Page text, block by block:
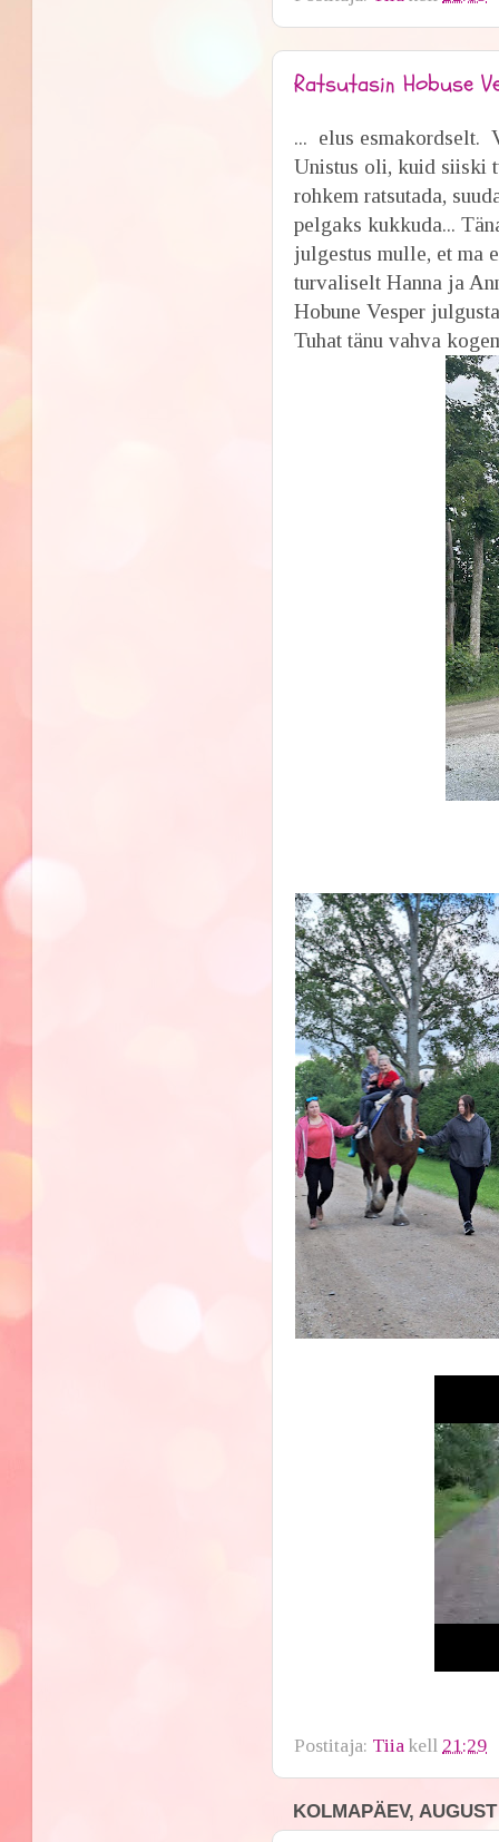
Ratsutasin Hobuse
... elus esmakordselt.
Unistus oli, kuid siiski
rohkem ratsutada,
pelgaks kukkuda...
julgestus mulle, et ma
turvaliselt Hanna ja
Hobune Vesper
Tuhat tänu vahva
Postitaja: Tiia kell 21:29
KOLMAPÄEV,